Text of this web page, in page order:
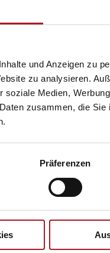
und Anzeigen zu
zu analysieren.
soziale Medien,
zusammen, die
Präferenzen